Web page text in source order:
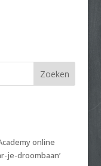
online
je-droombaan’